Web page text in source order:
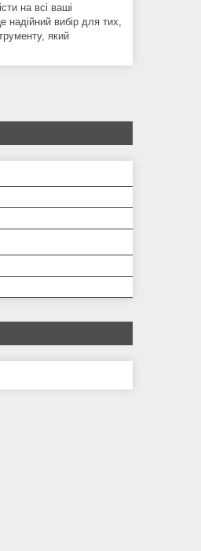
на всі ваші
вибір для тих,
який